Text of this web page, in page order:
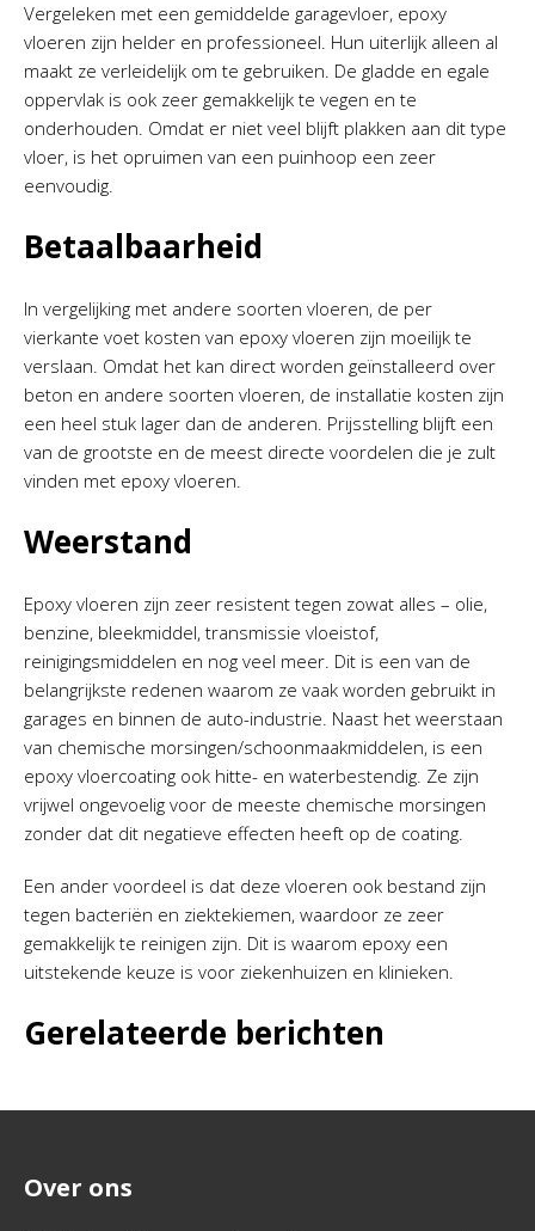
Vergeleken met een gemiddelde garagevloer, epoxy
vloeren zijn helder en professioneel. Hun uiterlijk alleen al
maakt ze verleidelijk om te gebruiken. De gladde en egale
oppervlak is ook zeer gemakkelijk te vegen en te
onderhouden. Omdat er niet veel blijft plakken aan dit type
vloer, is het opruimen van een puinhoop een zeer
eenvoudig.
Betaalbaarheid
In vergelijking met andere soorten vloeren, de per
vierkante voet kosten van epoxy vloeren zijn moeilijk te
verslaan. Omdat het kan direct worden geïnstalleerd over
beton en andere soorten vloeren, de installatie kosten zijn
een heel stuk lager dan de anderen. Prijsstelling blijft een
van de grootste en de meest directe voordelen die je zult
vinden met epoxy vloeren.
Weerstand
Epoxy vloeren zijn zeer resistent tegen zowat alles – olie,
benzine, bleekmiddel, transmissie vloeistof,
reinigingsmiddelen en nog veel meer. Dit is een van de
belangrijkste redenen waarom ze vaak worden gebruikt in
garages en binnen de auto-industrie. Naast het weerstaan
van chemische morsingen/schoonmaakmiddelen, is een
epoxy vloercoating ook hitte- en waterbestendig. Ze zijn
vrijwel ongevoelig voor de meeste chemische morsingen
zonder dat dit negatieve effecten heeft op de coating.
Een ander voordeel is dat deze vloeren ook bestand zijn
tegen bacteriën en ziektekiemen, waardoor ze zeer
gemakkelijk te reinigen zijn. Dit is waarom epoxy een
uitstekende keuze is voor ziekenhuizen en klinieken.
Gerelateerde berichten
Over ons